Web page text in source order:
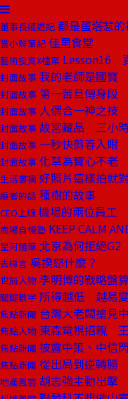
董事長嬉遊記 都是蛋塔惹的
嘗小鮮筆記 佳里食堂
藝術投資X檔案 Lesson16
封面故事 我的老師是國寶
封面故事 第一苦旦傳身段
封面故事 人偶合一神之技
封面故事 故宮藏品 三小
封面故事 一秒快剪春入眼
封面故事 化草為寶心不老
生活書摘 好照片這樣拍就
編者的話 種樹的故事
CEO上線 機場的兩位員工
商場自慢塾 KEEP CALM
星河隨筆 北京為何拒絕G2
去梯言 吳揆怒什麼？
世局人物 李明博的戰略盤
關鍵數字 所得越低 越易
焦點新聞 台灣大老闆搶見
焦點人物 東森電視招親 王
焦點新聞 披露中策、中信
焦點新聞 從出局到逆轉勝
地產風雲 胡志強主動出擊